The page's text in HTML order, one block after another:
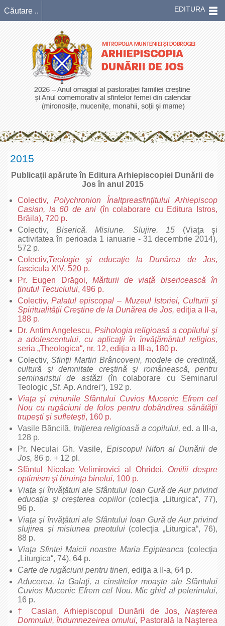
EDITURA
2015
Publicaţii apărute în Editura Arhiepiscopiei Dunării de
Jos în anul 2015
Colectiv,Polychronion Înaltpreasfinţitului Arhiepiscop
Casian, la 60 de ani (în colaborare cu Editura Istros,
Brăila), 720 p.
Colectiv, Biserică. Misiune. Slujire. 15 (Viaţa şi
activitatea în perioada 1 ianuarie ‑ 31 decembrie 2014),
572 p.
Colectiv,Teologie şi educaţie la Dunărea de Jos,
fascicula XIV, 520 p.
Pr. Eugen Drăgoi, Mărturii de viaţă bisericească în
ţinutul Tecuciului, 496 p.
Colectiv, Palatul episcopal – Muzeul Istoriei, Culturii şi
Spiritualităţii Creştine de la Dunărea de Jos, ediţia a II-a,
188 p.
Dr. Antim Angelescu, Psihologia religioasă a copilului şi
a adolescentului, cu aplicaţii în învăţământul religios,
seria „Theologica“, nr. 12, ediţia a III-a, 180 p.
Colectiv, Sfinţii Martiri Brâncoveni, modele de credinţă,
cultură şi demnitate creştină şi românească, pentru
seminaristul de astăzi (în colaborare cu Seminarul
Teologic „Sf. Ap. Andrei“), 192 p.
Viaţa şi minunile Sfântului Cuvios Mucenic Efrem cel
Nou cu rugăciuni de folos pentru dobândirea sănătăţii
trupeşti şi sufleteşti, 160 p.
Vasile Băncilă, Iniţierea religioasă a copilului, ed. a III-a,
128 p.
Pr. Neculai Gh. Vasile, Episcopul Nifon al Dunării de
Jos, 86 p. + 12 pl.
Sfântul Nicolae Velimirovici al Ohridei, Omilii despre
optimism şi biruinţa binelui, 100 p.
Viaţa şi învăţături ale Sfântului Ioan Gură de Aur privind
educaţia şi creşterea copiilor (colecţia „Liturgica“, 77),
96 p.
Viaţa şi învăţături ale Sfântului Ioan Gură de Aur privind
slujirea şi misiunea preotului (colecţia „Liturgica“, 76),
88 p.
Viaţa Sfintei Maicii noastre Maria Egipteanca (colecţia
„Liturgica“, 74), 64 p.
Carte de rugăciuni pentru tineri, ediţia a II-a, 64 p.
Aducerea, la Galaţi, a cinstitelor moaşte ale Sfântului
Cuvios Mucenic Efrem cel Nou. Mic ghid al pelerinului,
16 p.
† Casian, Arhiepiscopul Dunării de Jos, Naşterea
Domnului, îndumnezeirea omului, Pastorală la Naşterea